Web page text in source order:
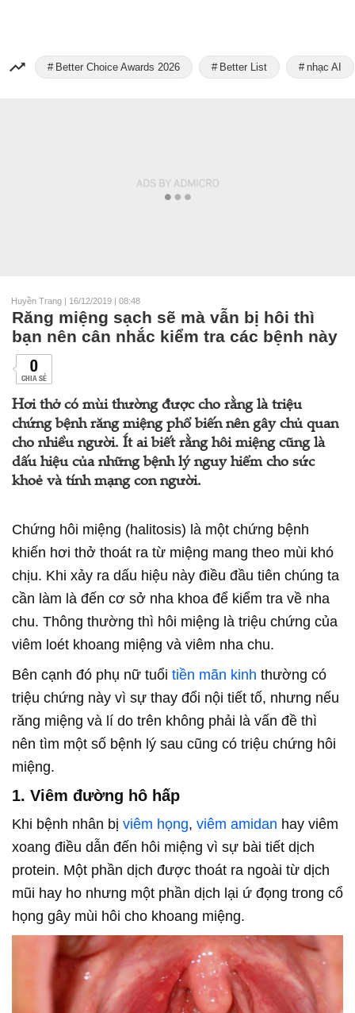
Better Choice Awards 2026 Better List nhạc AI
Huyền Trang | 16/12/2019 | 08:48
Răng miệng sạch sẽ mà vẫn bị hôi thì
bạn nên cân nhắc kiểm tra các bệnh này
0
CHIA SẺ
Hơi thở có mùi thường được cho rằng là triệu
chứng bệnh răng miệng phổ biến nên gây chủ quan
cho nhiều người. Ít ai biết rằng hôi miệng cũng là
dấu hiệu của những bệnh lý nguy hiểm cho sức
khoẻ và tính mạng con người.
Chứng hôi miệng (halitosis) là một chứng bệnh
khiến hơi thở thoát ra từ miệng mang theo mùi khó
chịu. Khi xảy ra dấu hiệu này điều đầu tiên chúng ta
cần làm là đến cơ sở nha khoa để kiểm tra về nha
chu. Thông thường thì hôi miệng là triệu chứng của
viêm loét khoang miệng và viêm nha chu.
Bên cạnh đó phụ nữ tuổi tiền mãn kinh thường có
triệu chứng này vì sự thay đổi nội tiết tố, nhưng nếu
răng miệng và lí do trên không phải là vấn đề thì
nên tìm một số bệnh lý sau cũng có triệu chứng hôi
miệng.
1. Viêm đường hô hấp
Khi bệnh nhân bị viêm họng, viêm amidan hay viêm
xoang điều dẫn đến hôi miệng vì sự bài tiết dịch
protein. Một phần dịch được thoát ra ngoài từ dịch
mũi hay ho nhưng một phần dịch lại ứ đọng trong cổ
họng gây mùi hôi cho khoang miệng.